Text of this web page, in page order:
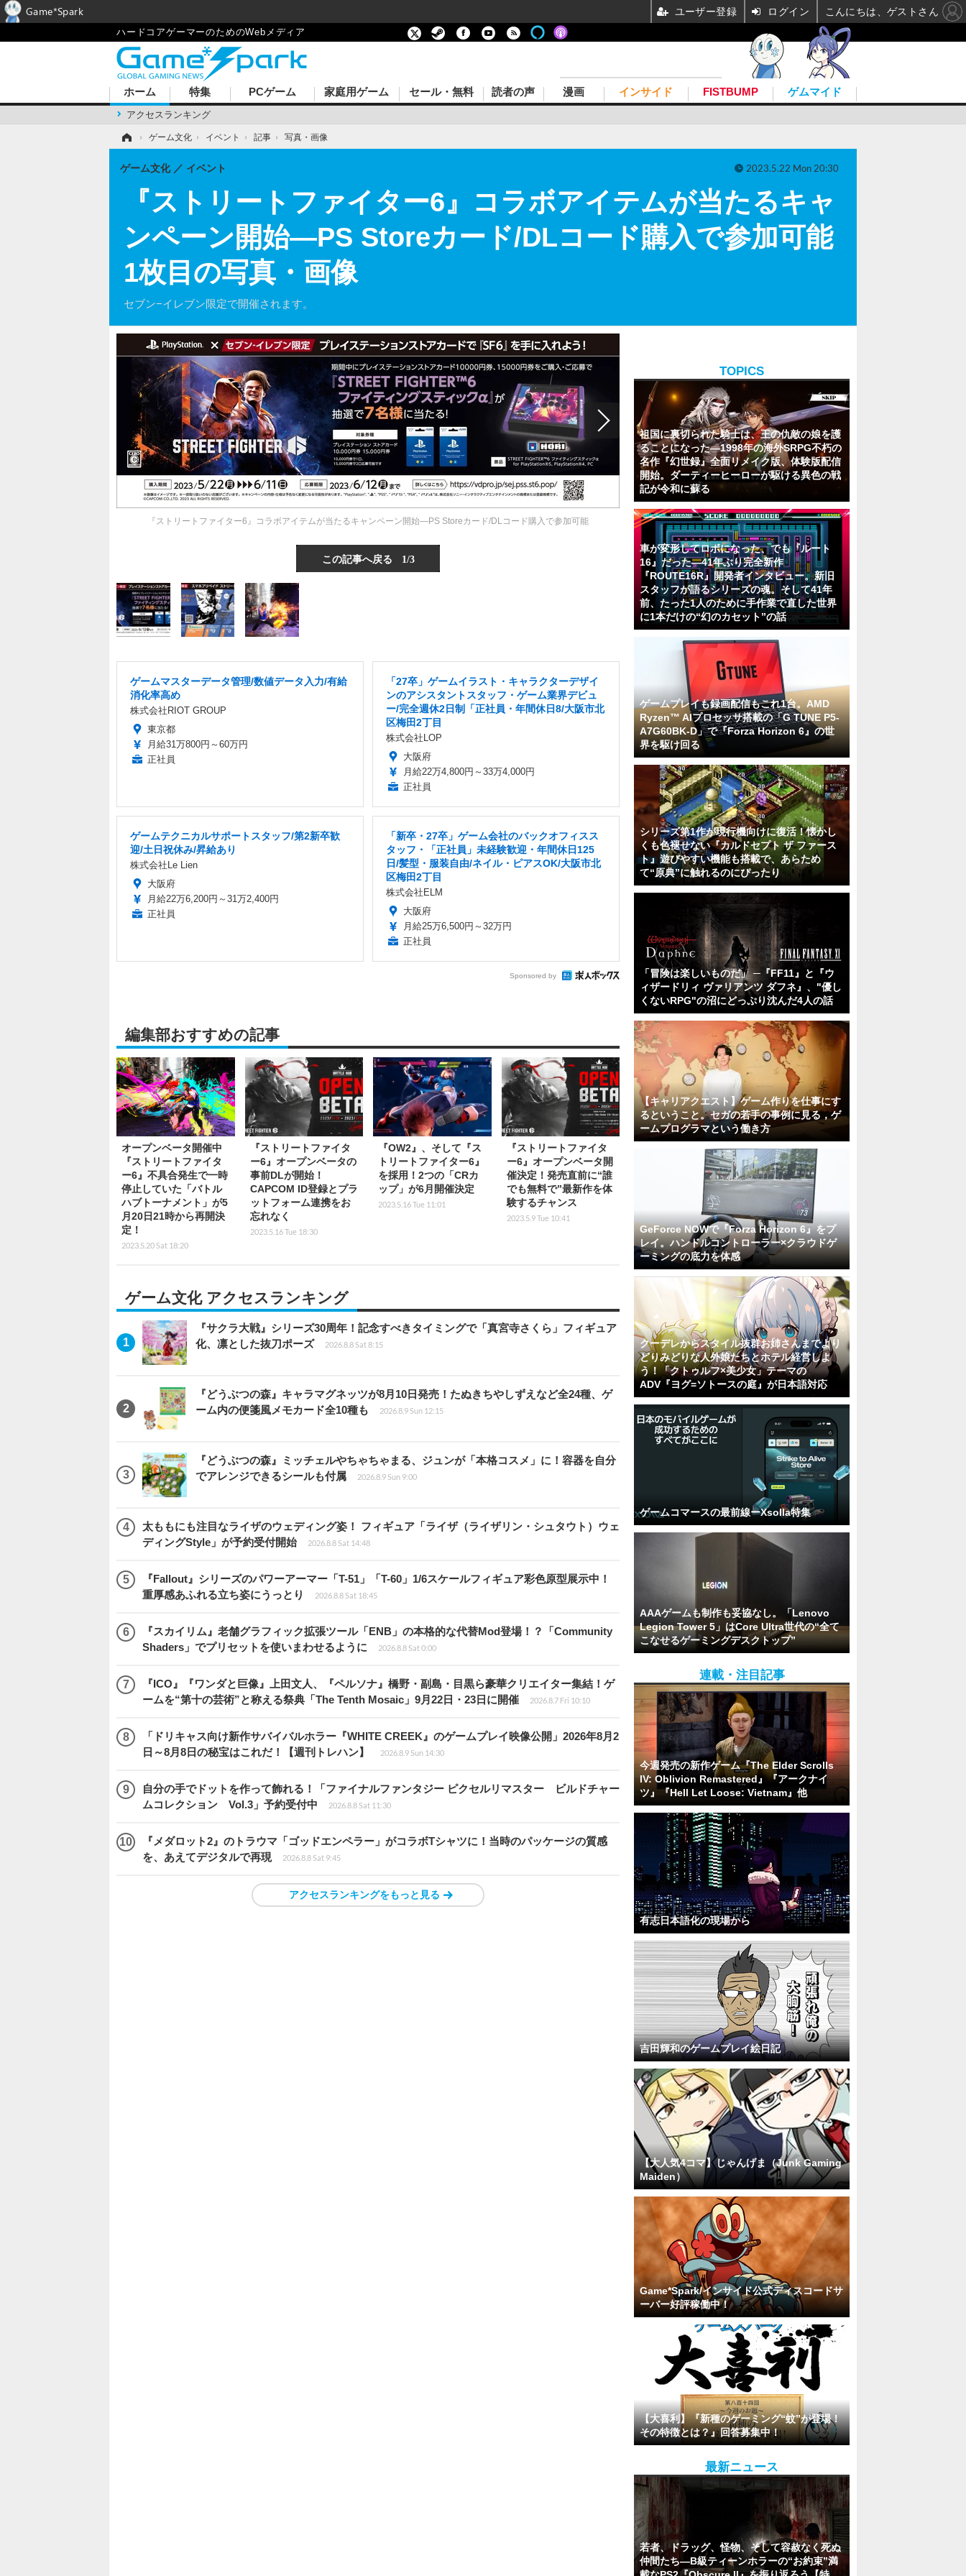
ハードコアゲーマーのためのWebメディア
ホーム
アクセスランキング
特集 PCゲーム 家庭用ゲーム セール・無料 読者の声 漫画 インサイド FISTBUMP ゲムマイド
› ゲーム文化 › イベント › 記事 › 写真・画像
『ストリートファイター6』コラボアイテムが当たるキャ
ンペーン開始―PS Storeカード/DLコード購入で参加可能
1枚目の写真・画像
セブン−イレブン限定で開催されます。
ゲーム文化 イベント 2023.5.22 Mon 20:30
『ストリートファイター6』コラボアイテムが当たるキャンペーン開始―PS Storeカード/DLコード購入で参加可能
この記事へ戻る 1/3
ゲームマスターデータ管理/数値データ入力/有給
消化率高め
株式会社RIOT GROUP
東京都
月給31万800円～60万円
正社員
「27卒」ゲームイラスト・キャラクターデザイ
ンのアシスタントスタッフ・ゲーム業界デビュ
ー/完全週休2日制「正社員・年間休日8/大阪市北
区梅田2丁目
株式会社LOP
大阪府
月給22万4,800円～33万4,000円
正社員
ゲームテクニカルサポートスタッフ/第2新卒歓
迎/土日祝休み/昇給あり
株式会社Le Lien
大阪府
月給22万6,200円～31万2,400円
正社員
「新卒・27卒」ゲーム会社のバックオフィスス
タッフ・「正社員」未経験歓迎・年間休日125
日/髪型・服装自由/ネイル・ピアスOK/大阪市北
区梅田2丁目
株式会社ELM
大阪府
月給25万6,500円～32万円
正社員
Sponsored by
編集部おすすめの記事
オープンベータ開催中
『ストリートファイタ
ー6』不具合発生で一時
停止していた「バトル
ハブトーナメント」が5
月20日21時から再開決
定！
2023.5.20 Sat 18:20
『ストリートファイタ
ー6』オープンベータの
事前DLが開始！
CAPCOM ID登録とプラ
ットフォーム連携をお
忘れなく
2023.5.16 Tue 18:30
『OW2』、そして『ス
トリートファイター6』
を採用！2つの「CRカ
ップ」が6月開催決定
2023.5.16 Tue 11:01
『ストリートファイタ
ー6』オープンベータ開
催決定！発売直前に“誰
でも無料で”最新作を体
験するチャンス
2023.5.9 Tue 10:41
ゲーム文化 アクセスランキング
『サクラ大戦』シリーズ30周年！記念すべきタイミングで「真宮寺さくら」フィギュア
化、凛とした抜刀ポーズ
2026.8.8 Sat 8:15
『どうぶつの森』キャラマグネッツが8月10日発売！たぬきちやしずえなど全24種、ゲ
ーム内の便箋風メモカード全10種も
2026.8.9 Sun 12:15
『どうぶつの森』ミッチェルやちゃちゃまる、ジュンが「本格コスメ」に！容器を自分
でアレンジできるシールも付属
2026.8.9 Sun 9:00
太ももにも注目なライザのウェディング姿！ フィギュア「ライザ（ライザリン・シュタウト）ウェ
ディングStyle」が予約受付開始
2026.8.8 Sat 14:48
『Fallout』シリーズのパワーアーマー「T-51」「T-60」1/6スケールフィギュア彩色原型展示中！
重厚感あふれる立ち姿にうっとり
2026.8.8 Sat 18:45
『スカイリム』老舗グラフィック拡張ツール「ENB」の本格的な代替Mod登場！？「Community
Shaders」でプリセットを使いまわせるように
2026.8.8 Sat 0:00
『ICO』『ワンダと巨像』上田文人、『ペルソナ』橋野・副島・目黒ら豪華クリエイター集結！ゲ
ームを“第十の芸術”と称える祭典「The Tenth Mosaic」9月22日・23日に開催
2026.8.7 Fri 10:10
「ドリキャス向け新作サバイバルホラー『WHITE CREEK』のゲームプレイ映像公開」2026年8月2
日～8月8日の秘宝はこれだ！【週刊トレハン】
2026.8.9 Sun 14:30
自分の手でドットを作って飾れる！「ファイナルファンタジー ピクセルリマスター ビルドチャー
ムコレクション Vol.3」予約受付中
2026.8.8 Sat 11:30
『メダロット2』のトラウマ「ゴッドエンペラー」がコラボTシャツに！当時のパッケージの質感
を、あえてデジタルで再現
2026.8.8 Sat 9:45
アクセスランキングをもっと見る
TOPICS
祖国に裏切られた騎士は、王の仇敵の娘を護
ることになった―1998年の海外SRPG不朽の
名作『幻世録』全面リメイク版、体験版配信
開始。ダーティーヒーローが駆ける異色の戦
記が令和に蘇る
車が変形してロボになった、でも『ルート
16』だった―41年ぶり完全新作
『ROUTE16R』開発者インタビュー。新旧
スタッフが語るシリーズの魂。そして41年
前、たった1人のために手作業で直した世界
に1本だけの“幻のカセット”の話
ゲームプレイも録画配信もこれ1台。AMD
Ryzen™ AIプロセッサ搭載の「G TUNE P5-
A7G60BK-D」で『Forza Horizon 6』の世
界を駆け回る
シリーズ第1作が現行機向けに復活！懐かし
くも色褪せない『カルドセプト ザ ファース
ト』遊びやすい機能も搭載で、あらため
て“原典”に触れるのにぴったり
「冒険は楽しいものだ」 ─『FF11』と『ウ
ィザードリィ ヴァリアンツ ダフネ』、"優し
くないRPG"の沼にどっぷり沈んだ4人の話
【キャリアクエスト】ゲーム作りを仕事にす
るということ。セガの若手の事例に見る，ゲ
ームプログラマという働き方
GeForce NOWで『Forza Horizon 6』をプ
レイ。ハンドルコントローラー×クラウドゲ
ーミングの底力を体感
クーデレからスタイル抜群お姉さんまでより
どりみどりな人外娘たちとホテル経営しよ
う！「クトゥルフ×美少女」テーマの
ADV『ヨグ=ソトースの庭』が日本語対応
ゲームコマースの最前線ーXsolla特集
AAAゲームも制作も妥協なし。「Lenovo
Legion Tower 5」はCore Ultra世代の“全て
こなせるゲーミングデスクトップ”
連載・注目記事
今週発売の新作ゲーム『The Elder Scrolls
IV: Oblivion Remastered』『アークナイ
ツ』『Hell Let Loose: Vietnam』他
有志日本語化の現場から
吉田輝和のゲームプレイ絵日記
【大人気4コマ】じゃんげま（Junk Gaming
Maiden）
Game*Spark/インサイド公式ディスコードサ
ーバー好評稼働中！
【大喜利】『新種のゲーミング“蚊”が登場！
その特徴とは？』回答募集中！
最新ニュース
若者、ドラッグ、怪物、そして容赦なく死ぬ
仲間たち―B級ティーンホラーの“お約束”満
Game*Spark ユーザー登録 ログイン こんにちは、ゲストさん